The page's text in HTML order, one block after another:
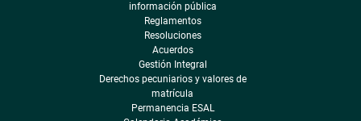
información pública
Reglamentos
Resoluciones
Acuerdos
Gestión Integral
Derechos pecuniarios y valores de
matrícula
Permanencia ESAL